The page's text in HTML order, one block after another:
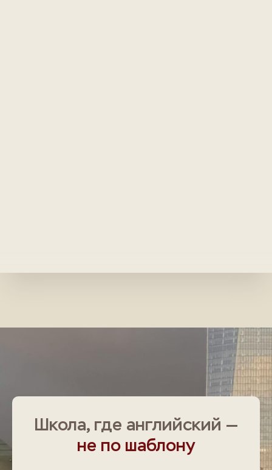
Школа, где английский —
не по шаблону